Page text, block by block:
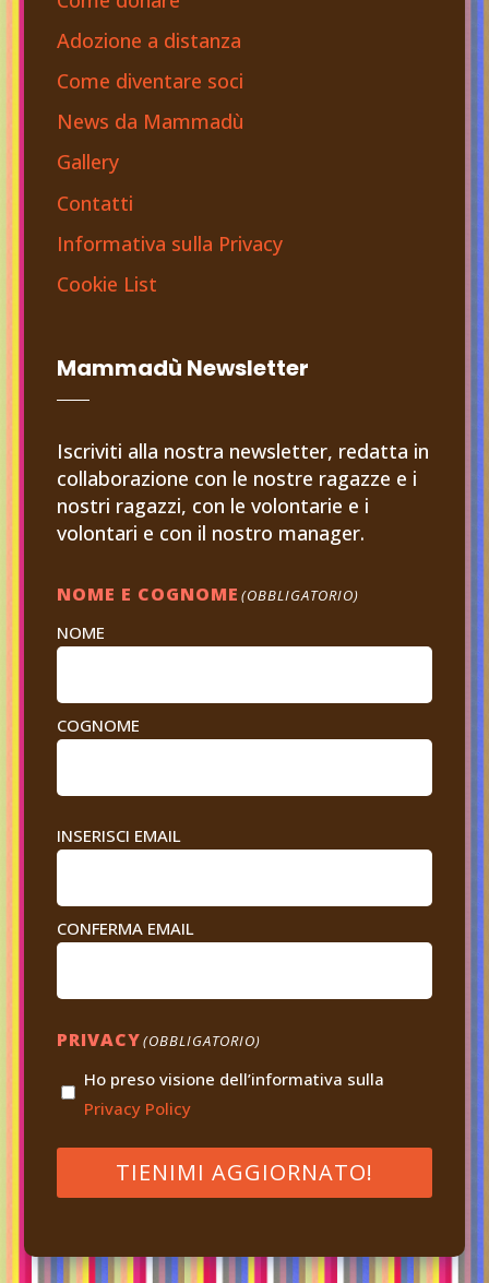
Adozione a distanza
Come diventare soci
News da Mammadù
Gallery
Contatti
Informativa sulla Privacy
Cookie List
Mammadù Newsletter
Iscriviti alla nostra newsletter, redatta in
collaborazione con le nostre ragazze e i
nostri ragazzi, con le volontarie e i
volontari e con il nostro manager.
NOME E COGNOME (OBBLIGATORIO)
NOME
COGNOME
EMAIL(OBBLIGATORIO)
INSERISCI EMAIL
CONFERMA EMAIL
PRIVACY(OBBLIGATORIO)
Ho preso visione dell’informativa sulla
Privacy Policy
TIENIMI AGGIORNATO!